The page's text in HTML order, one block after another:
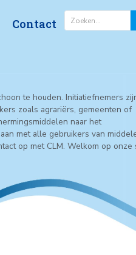
Factsheets
schoon te
van grondgebruikers
en